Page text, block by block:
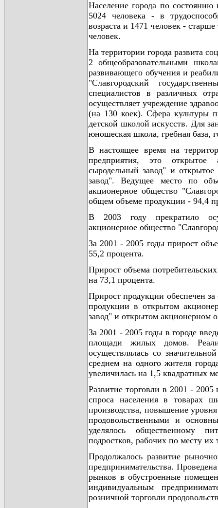
Население города по
5024 человека - в
возраста и 1471 человек -
человек.
На территории города развита
2 общеобразовательными
развивающего обучения и
"Славгородский
специалистов в различных
осуществляет учреждение
(на 130 коек). Сфера культуры
детской школой искусств. Для
юношеская школа, гребная база,
В настоящее время на
предприятия, это открытое
сыродельный завод" и
завод". Ведущее место по
акционерное общество
общем объеме продукции - 94,4
В 2003 году прекратило
акционерное общество
За 2001 - 2005 годы прирост
55,2 процента.
Прирост объема
на 73,1 процента.
Прирост продукции обеспечен
продукции в открытом
завод" и открытом акционерном
За 2001 - 2005 годы в городе
площади жилых домов.
осуществлялась со
среднем на одного жителя
увеличилась на 1,5 квадратных
Развитие торговли в 2001 - 2005
спроса населения в товарах
производства, повышение
продовольственными и
уделялось общественному
подростков, рабочих по месту их
Продолжалось развитие
предпринимательства.
рынков в обустроенные
индивидуальным
розничной торговли